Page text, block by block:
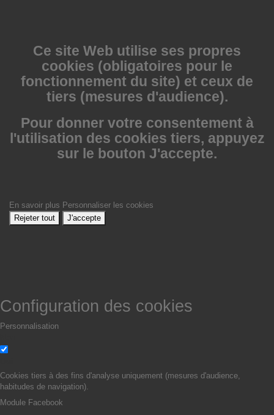
Ce site Web utilise ses propres
cookies (obligatoires pour le
fonctionnement du site) et ceux de
tiers (mesures d'audience).
Pour donner votre consentement à
l'utilisation des cookies tiers, appuyez
sur le bouton J'accepte.
En savoir plus Personnaliser les cookies
Rejeter tout
J'accepte
Configuration des cookies
Personnalisation
Cookies tiers à des fins d'analyse uniquement (mesures d'audience,
habitudes de navigation).
Module Facebook